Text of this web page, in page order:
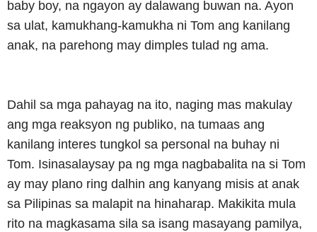
baby boy, na ngayon ay dalawang buwan na. Ayon
sa ulat, kamukhang-kamukha ni Tom ang kanilang
anak, na parehong may dimples tulad ng ama.
Dahil sa mga pahayag na ito, naging mas makulay
ang mga reaksyon ng publiko, na tumaas ang
kanilang interes tungkol sa personal na buhay ni
Tom. Isinasalaysay pa ng mga nagbabalita na si Tom
ay may plano ring dalhin ang kanyang misis at anak
sa Pilipinas sa malapit na hinaharap. Makikita mula
rito na magkasama sila sa isang masayang pamilya,